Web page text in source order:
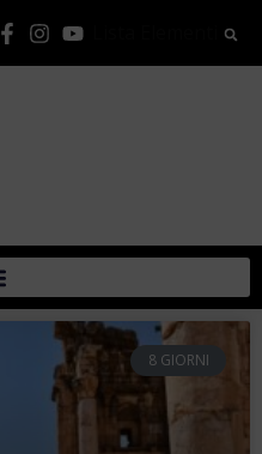
8 GIORNI